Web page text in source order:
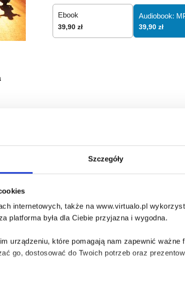
Szczegóły
internetowych, także na www.virtualo.pl
platforma była dla Ciebie przyjazna i wygodna.
urządzeniu, które pomagają nam zapewnić
go, dostosować do Twoich potrzeb oraz
Ebook
39,90 zł
Audiobook:
39,90 zł
która się nią opiekowała. Okazuje się, że
gangu motocyklowego. Szukając matki, Maya
lat temu brutalnie ją rozdzielono.
klubowych braci, alkohol i piękne kobiety.
się poznają, rodzi się między nimi uczucie.
gangu postanawia odebrać swoją własność.